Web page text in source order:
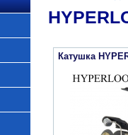
Катушка